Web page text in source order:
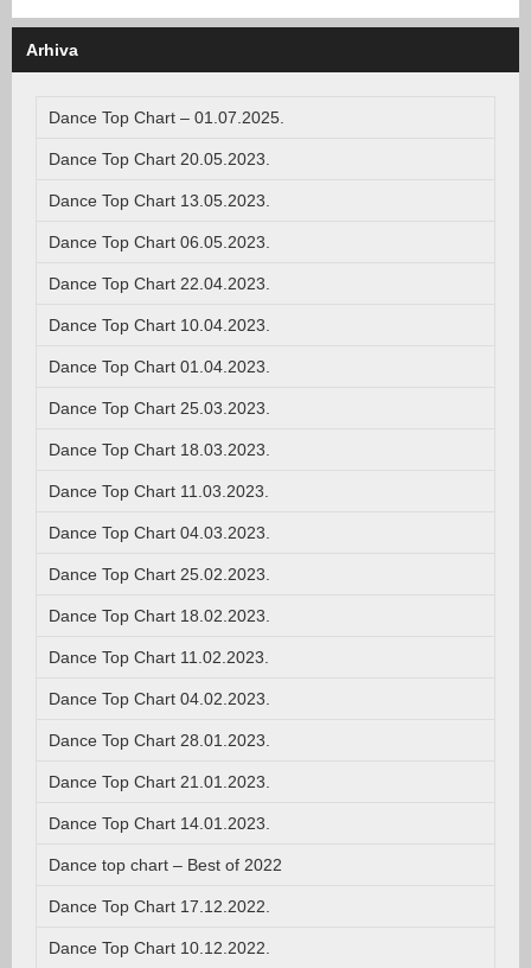
Arhiva
Dance Top Chart – 01.07.2025.
Dance Top Chart 20.05.2023.
Dance Top Chart 13.05.2023.
Dance Top Chart 06.05.2023.
Dance Top Chart 22.04.2023.
Dance Top Chart 10.04.2023.
Dance Top Chart 01.04.2023.
Dance Top Chart 25.03.2023.
Dance Top Chart 18.03.2023.
Dance Top Chart 11.03.2023.
Dance Top Chart 04.03.2023.
Dance Top Chart 25.02.2023.
Dance Top Chart 18.02.2023.
Dance Top Chart 11.02.2023.
Dance Top Chart 04.02.2023.
Dance Top Chart 28.01.2023.
Dance Top Chart 21.01.2023.
Dance Top Chart 14.01.2023.
Dance top chart – Best of 2022
Dance Top Chart 17.12.2022.
Dance Top Chart 10.12.2022.